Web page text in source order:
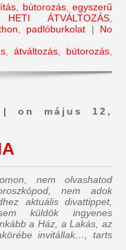
bútorozás,egyszerű
HETI ÁTVÁLTOZÁS
padlóburkolat | No
átváltozás bútorozás
| on május 12,
nem olvashatod
nem adok
aktuális divattippet,
küldök ingyenes
a Ház, a Lakás, az
invitállak…, tarts